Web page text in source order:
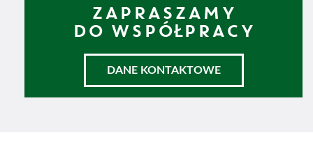
ZAPRASZAMY
DO WSPÓŁPRACY
DANE KONTAKTOWE